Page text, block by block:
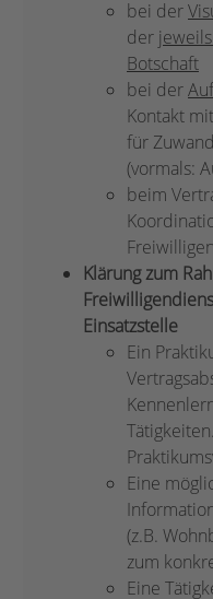
bei der
der
Botschaft
bei der
Kontakt
für
(vormals:
beim
Klärung zum
Einsatzstelle
Ein
Eine
(z.B.
zum
Eine